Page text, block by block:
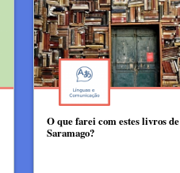
O que farei com estes livros de
Saramago?